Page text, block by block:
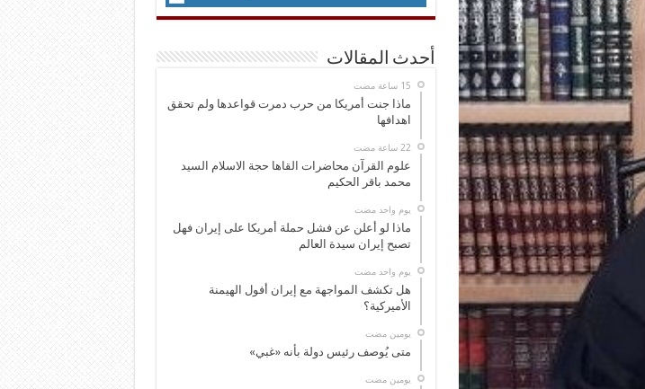
أحدث المقالات
ماذا جنت أمريكا من حرب دمرت قواعدها ولم تحقق
اهدافها
علوم القرآن محاضرات القاها حجة الاسلام السيد
محمد باقر الحكيم
‏يوم واحد مضت
ماذا لو أعلن عن فشل حملة أمريكا على إيران فهل
تصبح إيران سيدة العالم
‏يوم واحد مضت
هل تكشف المواجهة مع إيران أفول الهيمنة
الأميركية؟
‏يومين مضت
متى يُوصف رئيس دولة بأنه «غبي»
‏يومين مضت